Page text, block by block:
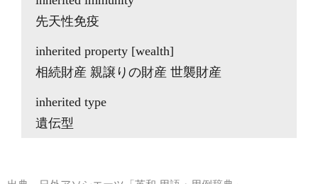
先天性免疫
inherited property [wealth]
相続財産 親譲りの財産 世襲財産
inherited type
遺伝型